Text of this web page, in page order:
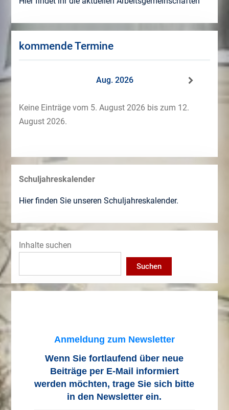
kommende Termine
Aug. 2026
Keine Einträge vom 5. August 2026 bis zum 12.
August 2026.
Schuljahreskalender
Hier finden Sie unseren Schuljahreskalender.
Inhalte suchen
Suchen
Anmeldung zum Newsletter
Wenn Sie fortlaufend über neue
Beiträge per E-Mail informiert
werden möchten, trage Sie sich bitte
in den Newsletter ein.